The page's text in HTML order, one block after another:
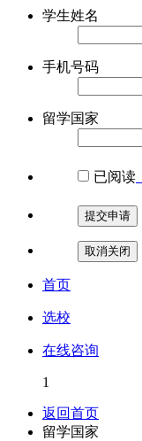
学生姓名
手机号码
留学国家
已阅读
提交申请
取消关闭
首页
选校
在线咨询
1
返回首页
留学国家